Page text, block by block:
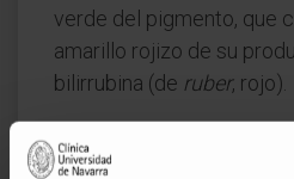
verde del pigmento, que
amarillo rojizo de su
bilirrubina (de ruber, rojo).
¿Es lo mismo
bilirrubina?